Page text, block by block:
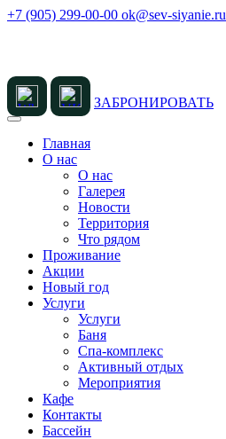
+7 (905) 299-00-00 ok@sev-siyanie.ru
ЗАБРОНИРОВАТЬ
Главная
О нас
О нас
Галерея
Новости
Территория
Что рядом
Проживание
Акции
Новый год
Услуги
Услуги
Баня
Спа-комплекс
Активный отдых
Мероприятия
Кафе
Контакты
Бассейн